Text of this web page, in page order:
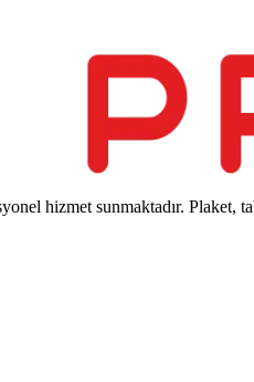
hizmet sunmaktadır.